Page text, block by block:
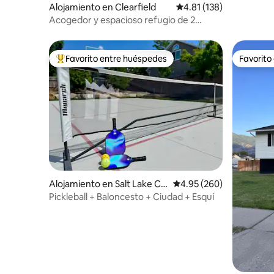
Alojamiento en Clearfield Calificación promedio:
4.81 (138)
Acogedor y espacioso refugio de 2
Favorito entre huéspedes preferido
Favorito entre huéspedes
Alojamiento en Salt Lake Cit
y
Calificación promedio:
4.95 (260)
Pickleball + Baloncesto + Ciudad + Esquí